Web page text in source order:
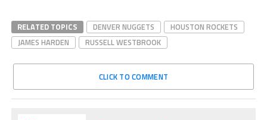
RELATED TOPICS DENVER NUGGETS
HOUSTON ROCKETS
JAMES HARDEN
RUSSELL WESTBROOK
CLICK TO COMMENT